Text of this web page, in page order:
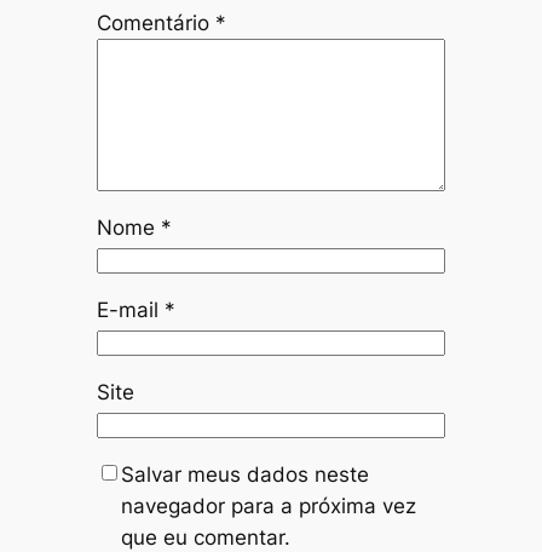
Comentário *
Nome *
E-mail *
Site
Salvar meus dados neste
navegador para a próxima vez
que eu comentar.